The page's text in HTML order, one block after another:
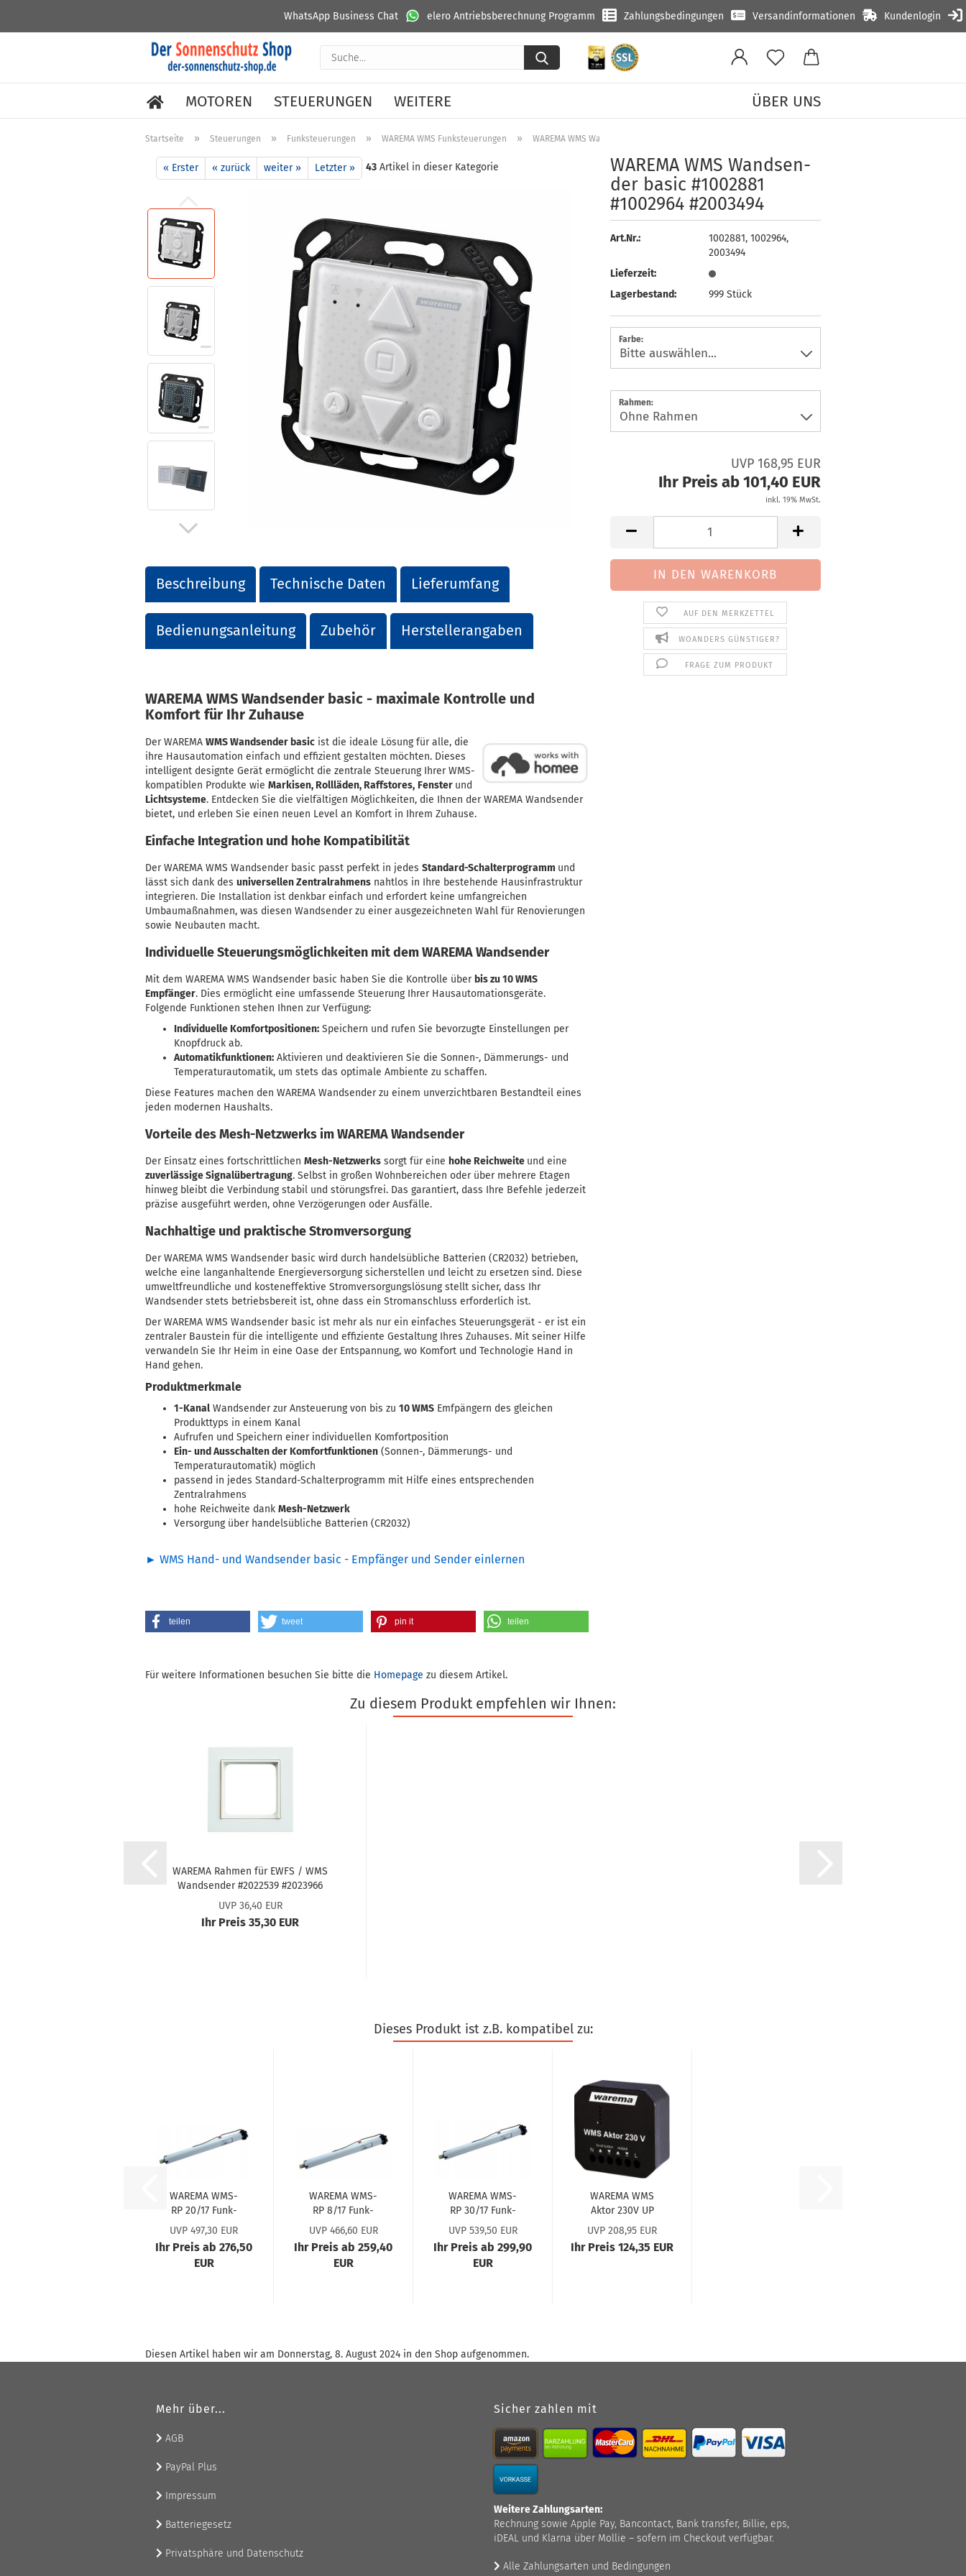
Kundenlogin
Versandinformationen
Zahlungsbedingungen
elero Antriebsberechnung Programm
WhatsApp Business Chat
Suche...
MOTOREN STEUERUNGEN ÜBER UNS
WEITERE
Startseite » Steuerungen » Funksteuerungen » WAREMA WMS Funksteuerungen » WAREMA WMS Wandsender basic #1002881 #1002964 #2003494
« Erster « zurück weiter » Letzter » 43 Artikel in dieser Kategorie
WA­RE­MA WMS Wand­sen­
der basic #1002881
#1002964 #2003494
Art.Nr.:
1002881, 1002964,
2003494
Lieferzeit:
Lagerbestand:
999 Stück
Farbe:
Rahmen:
UVP 168,95 EUR
Ihr Preis ab 101,40 EUR
inkl. 19% MwSt.
AUF DEN MERKZETTEL
WOANDERS GÜNSTIGER?
FRAGE ZUM PRODUKT
Beschreibung Technische Daten Lieferumfang
Bedienungsanleitung Zubehör Herstellerangaben
WAREMA WMS Wandsender basic - maximale Kontrolle und
Komfort für Ihr Zuhause
Der WAREMA WMS Wandsender basic ist die ideale Lösung für alle, die
ihre Hausautomation einfach und effizient gestalten möchten. Dieses
intelligent designte Gerät ermöglicht die zentrale Steuerung Ihrer WMS-
kompatiblen Produkte wie Markisen, Rollläden, Raffstores, Fenster und
Lichtsysteme. Entdecken Sie die vielfältigen Möglichkeiten, die Ihnen der WAREMA Wandsender
bietet, und erleben Sie einen neuen Level an Komfort in Ihrem Zuhause.
Einfache Integration und hohe Kompatibilität
Der WAREMA WMS Wandsender basic passt perfekt in jedes Standard-Schalterprogramm und
lässt sich dank des universellen Zentralrahmens nahtlos in Ihre bestehende Hausinfrastruktur
integrieren. Die Installation ist denkbar einfach und erfordert keine umfangreichen
Umbaumaßnahmen, was diesen Wandsender zu einer ausgezeichneten Wahl für Renovierungen
sowie Neubauten macht.
Individuelle Steuerungsmöglichkeiten mit dem WAREMA Wandsender
Mit dem WAREMA WMS Wandsender basic haben Sie die Kontrolle über bis zu 10 WMS
Empfänger. Dies ermöglicht eine umfassende Steuerung Ihrer Hausautomationsgeräte.
Folgende Funktionen stehen Ihnen zur Verfügung:
Individuelle Komfortpositionen: Speichern und rufen Sie bevorzugte Einstellungen per
Knopfdruck ab.
Automatikfunktionen: Aktivieren und deaktivieren Sie die Sonnen-, Dämmerungs- und
Temperaturautomatik, um stets das optimale Ambiente zu schaffen.
Diese Features machen den WAREMA Wandsender zu einem unverzichtbaren Bestandteil eines
jeden modernen Haushalts.
Vorteile des Mesh-Netzwerks im WAREMA Wandsender
Der Einsatz eines fortschrittlichen Mesh-Netzwerks sorgt für eine hohe Reichweite und eine
zuverlässige Signalübertragung. Selbst in großen Wohnbereichen oder über mehrere Etagen
hinweg bleibt die Verbindung stabil und störungsfrei. Das garantiert, dass Ihre Befehle jederzeit
präzise ausgeführt werden, ohne Verzögerungen oder Ausfälle.
Nachhaltige und praktische Stromversorgung
Der WAREMA WMS Wandsender basic wird durch handelsübliche Batterien (CR2032) betrieben,
welche eine langanhaltende Energieversorgung sicherstellen und leicht zu ersetzen sind. Diese
umweltfreundliche und kosteneffektive Stromversorgungslösung stellt sicher, dass Ihr
Wandsender stets betriebsbereit ist, ohne dass ein Stromanschluss erforderlich ist.
Der WAREMA WMS Wandsender basic ist mehr als nur ein einfaches Steuerungsgerät - er ist ein
zentraler Baustein für die intelligente und effiziente Gestaltung Ihres Zuhauses. Mit seiner Hilfe
verwandeln Sie Ihr Heim in eine Oase der Entspannung, wo Komfort und Technologie Hand in
Hand gehen.
Produktmerkmale
1-Kanal Wandsender zur Ansteuerung von bis zu 10 WMS Emfpängern des gleichen
Produkttyps in einem Kanal
Aufrufen und Speichern einer individuellen Komfortposition
Ein- und Ausschalten der Komfortfunktionen (Sonnen-, Dämmerungs- und
Temperaturautomatik) möglich
passend in jedes Standard-Schalterprogramm mit Hilfe eines entsprechenden
Zentralrahmens
hohe Reichweite dank Mesh-Netzwerk
Versorgung über handelsübliche Batterien (CR2032)
► WMS Hand- und Wandsender basic - Empfänger und Sender einlernen
teilen tweet pin it teilen
Für weitere Informationen besuchen Sie bitte die Homepage zu diesem Artikel.
Zu diesem Produkt empfehlen wir Ihnen:
WA­RE­MA Rah­men für EWFS / WMS
Wand­sen­der #2022539 #2023966
#2023967
UVP 36,40 EUR
Ihr Preis 35,30 EUR
Dieses Produkt ist z.B. kompatibel zu:
WA­RE­MA WMS-​
RP 20/17 Funk-​
Roll­la­den­mo­tor
#2002937
UVP 497,30 EUR
Ihr Preis ab 276,50
EUR
WA­RE­MA WMS-​
RP 8/17 Funk-​
Roll­la­den­mo­tor
#2002935
UVP 466,60 EUR
Ihr Preis ab 259,40
EUR
WA­RE­MA WMS-​
RP 30/17 Funk-​
Roll­la­den­mo­tor
#2002938
UVP 539,50 EUR
Ihr Preis ab 299,90
EUR
WA­RE­MA WMS
Aktor 230V UP
#2031900
(#1002880)
UVP 208,95 EUR
Ihr Preis 124,35 EUR
Diesen Artikel haben wir am Donnerstag, 8. August 2024 in den Shop aufgenommen.
Mehr über...
AGB
PayPal Plus
Impressum
Batteriegesetz
Privatsphäre und Datenschutz
Sicher zahlen mit
Weitere Zahlungsarten:
Rechnung sowie Apple Pay, Bancontact, Bank transfer, Billie, eps,
iDEAL und Klarna über Mollie – sofern im Checkout verfügbar.
Alle Zahlungsarten und Bedingungen